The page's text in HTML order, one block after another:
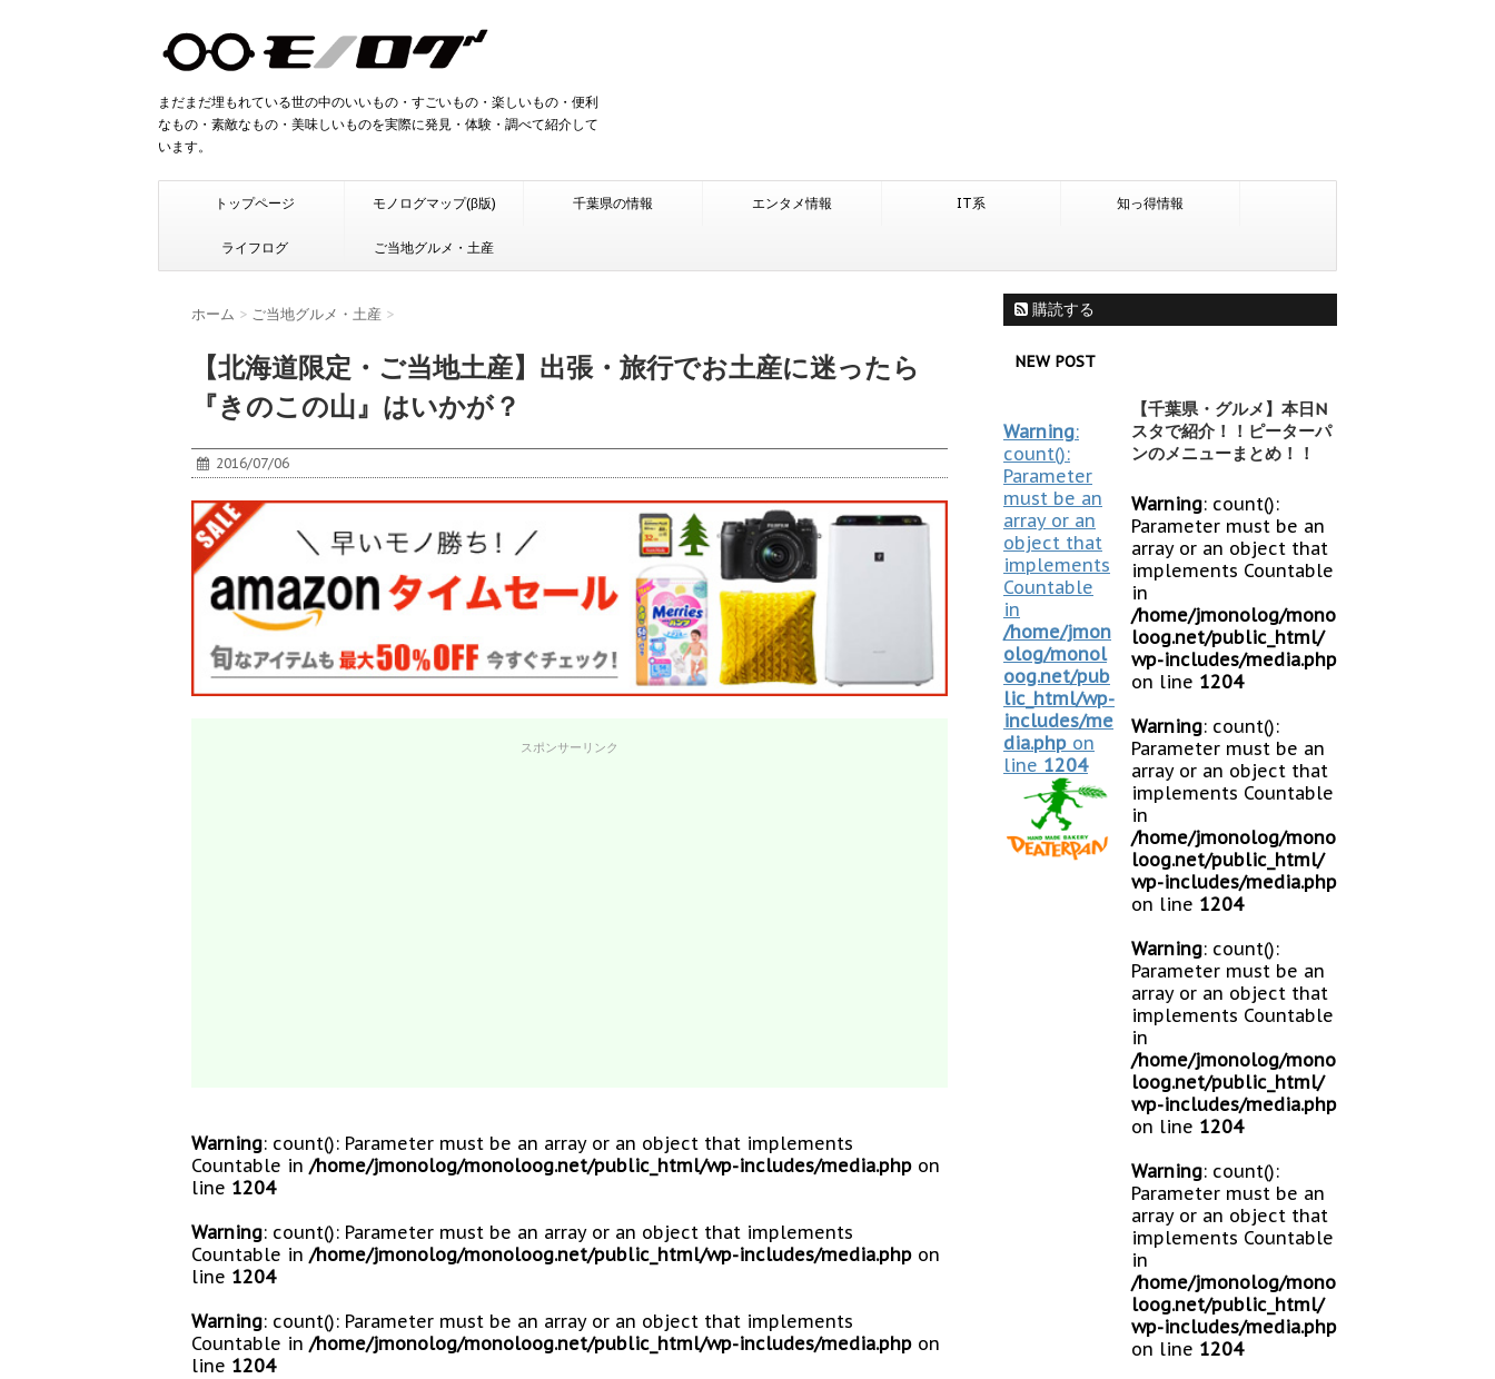
まだまだ埋もれている世の中のいいもの・すごいもの・楽しいもの・便利
なもの・素敵なもの・美味しいものを実際に発見・体験・調べて紹介して
います。
トップページ モノログマップ(β版) 千葉県の情報 エンタメ情報 IT系 知っ得情報
ライフログ ご当地グルメ・土産
ホーム > ご当地グルメ・土産 >
【北海道限定・ご当地土産】出張・旅行でお土産に迷ったら
『きのこの山』はいかが？
2016/07/06
スポンサーリンク
Warning: count(): Parameter must be an array or an object that implements
Countable in /home/jmonolog/monoloog.net/public_html/wp-includes/media.php on
line 1204
Warning: count(): Parameter must be an array or an object that implements
Countable in /home/jmonolog/monoloog.net/public_html/wp-includes/media.php on
line 1204
Warning: count(): Parameter must be an array or an object that implements
Countable in /home/jmonolog/monoloog.net/public_html/wp-includes/media.php on
line 1204
購読する
NEW POST
Warning:
count():
Parameter
must be an
array or an
object that
implements
Countable
in
/home/jmon
olog/monol
oog.net/pub
lic_html/wp-
includes/me
dia.php on
line 1204
【千葉県・グルメ】本日N
スタで紹介！！ピーターパ
ンのメニューまとめ！！
Warning: count():
Parameter must be an
array or an object that
implements Countable
in
/home/jmonolog/mono
loog.net/public_html/
wp-includes/media.php
on line 1204
Warning: count():
Parameter must be an
array or an object that
implements Countable
in
/home/jmonolog/mono
loog.net/public_html/
wp-includes/media.php
on line 1204
Warning: count():
Parameter must be an
array or an object that
implements Countable
in
/home/jmonolog/mono
loog.net/public_html/
wp-includes/media.php
on line 1204
Warning: count():
Parameter must be an
array or an object that
implements Countable
in
/home/jmonolog/mono
loog.net/public_html/
wp-includes/media.php
on line 1204